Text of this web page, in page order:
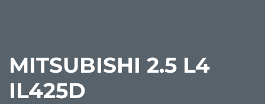
MITSUBISHI 2.5 L4
IL425D